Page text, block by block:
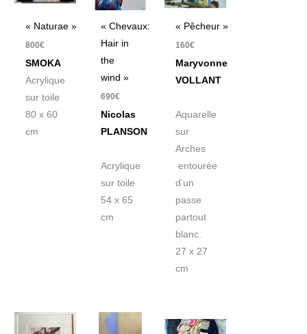
« Naturae »
800€
SMOKA
Acrylique
sur toile
80 x 60
cm
« Chevaux:
Hair in
the
wind »
690€
Nicolas
PLANSON
Acrylique
sur toile
54 x 65
cm
« Pêcheur »
160€
Maryvonne
VOLLANT
Aquarelle
sur
Arches
entourée
d’un
passe
partout
blanc.
27 x 27
cm